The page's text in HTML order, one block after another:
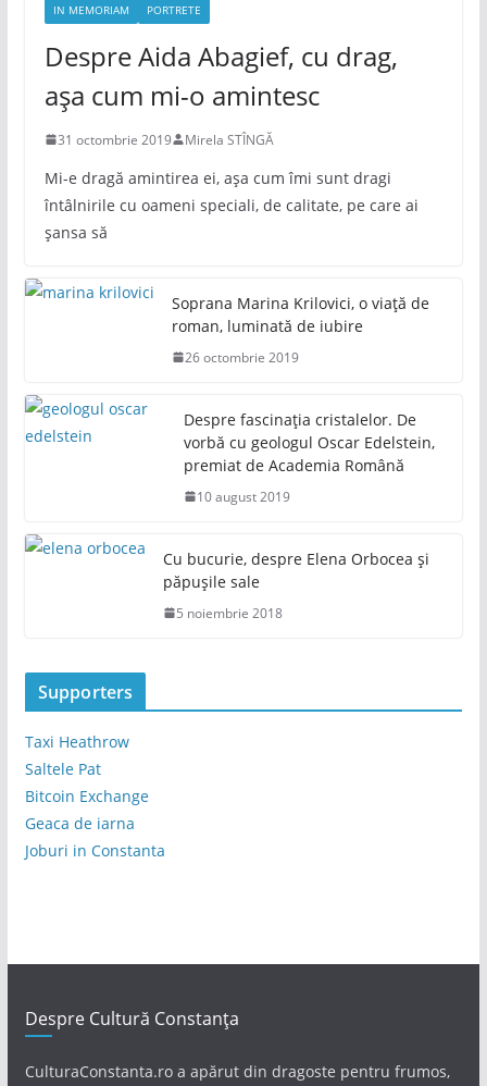
IN MEMORIAM PORTRETE
Despre Aida Abagief, cu drag,
așa cum mi-o amintesc
31 octombrie 2019 Mirela STÎNGĂ
Mi-e dragă amintirea ei, așa cum îmi sunt dragi
întâlnirile cu oameni speciali, de calitate, pe care ai
șansa să
Soprana Marina Krilovici, o viață de
roman, luminată de iubire
26 octombrie 2019
Despre fascinația cristalelor. De
vorbă cu geologul Oscar Edelstein,
premiat de Academia Română
10 august 2019
Cu bucurie, despre Elena Orbocea și
păpușile sale
5 noiembrie 2018
Supporters
Taxi Heathrow
Saltele Pat
Bitcoin Exchange
Geaca de iarna
Joburi in Constanta
Despre Cultură Constanța
CulturaConstanta.ro a apărut din dragoste pentru frumos,